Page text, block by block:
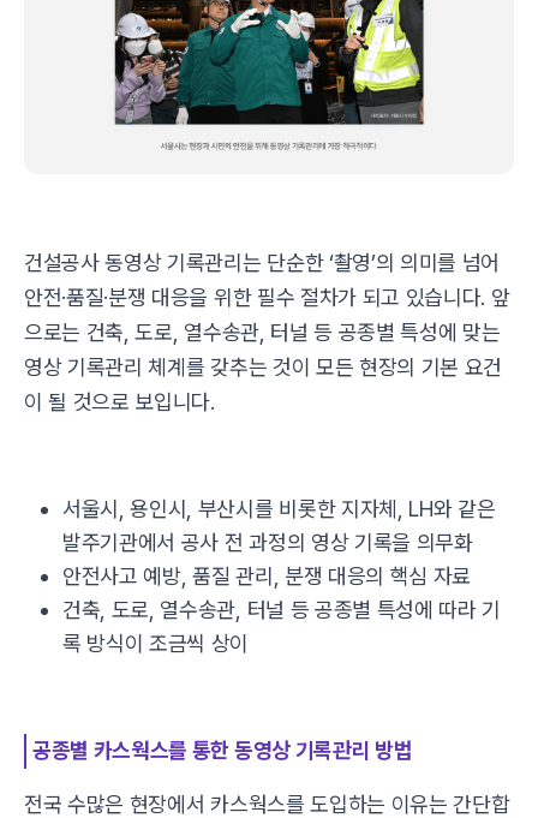
건설공사 동영상 기록관리는 단순한 ‘촬영’의 의미를 넘어
안전·품질·분쟁 대응을 위한 필수 절차가 되고 있습니다. 앞
으로는 건축, 도로, 열수송관, 터널 등 공종별 특성에 맞는
영상 기록관리 체계를 갖추는 것이 모든 현장의 기본 요건
이 될 것으로 보입니다.
서울시, 용인시, 부산시를 비롯한 지자체, LH와 같은
발주기관에서 공사 전 과정의 영상 기록을 의무화
안전사고 예방, 품질 관리, 분쟁 대응의 핵심 자료
건축, 도로, 열수송관, 터널 등 공종별 특성에 따라 기
록 방식이 조금씩 상이
공종별 카스웍스를 통한 동영상 기록관리 방법
전국 수많은 현장에서 카스웍스를 도입하는 이유는 간단합